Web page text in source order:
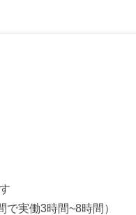
実働3時間~8時間）